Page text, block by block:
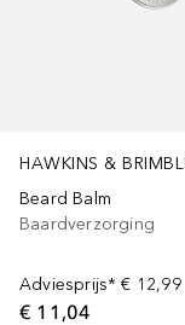
HAWKINS &
Beard Balm
Baardverzorging
Adviesprijs* € 12,99
€ 11,04